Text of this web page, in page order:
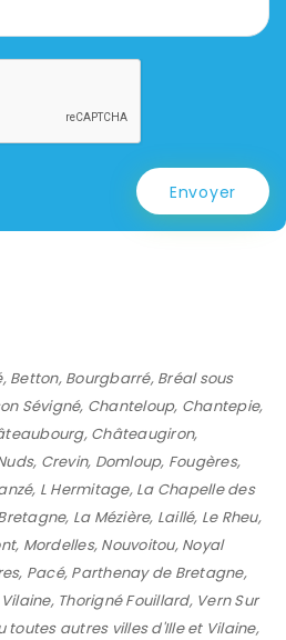
Envoyer
, Betton, Bourgbarré, Bréal sous
Sévigné, Chanteloup, Chantepie,
, Châteaugiron,
, Crevin, Domloup, Fougères,
, L Hermitage, La Chapelle des
, La Mézière, Laillé, Le Rheu,
, Mordelles, Nouvoitou, Noyal
, Pacé, Parthenay de Bretagne,
, Thorigné Fouillard, Vern Sur
toutes autres villes d'Ille et Vilaine,